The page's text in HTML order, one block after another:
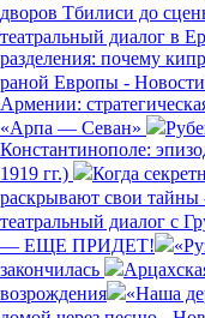
дворов Тбилиси до
театральный диалог в
разделения: почему
раной Европы - Новости
Армении:
«Арпа — Севан»
Константинополе:
1919 гг.)
Когда
раскрывают свои тайны
театральный диалог с
— ЕЩЕ ПРИДЕТ!
закончилась
возрождения
«Наша